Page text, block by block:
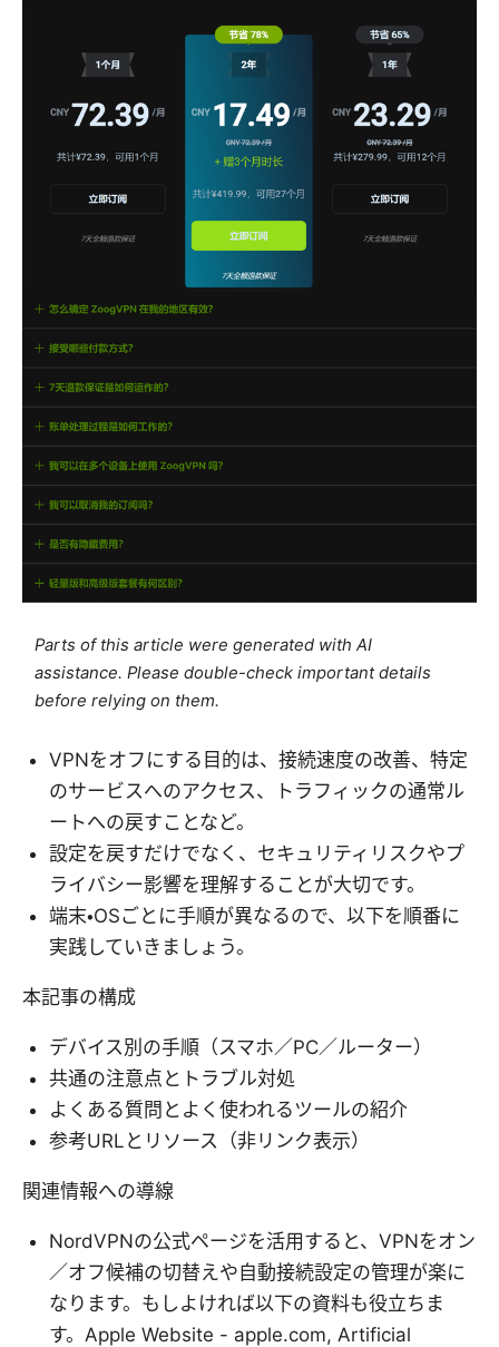
Parts of this article were generated with AI
assistance. Please double-check important details
before relying on them.
VPNをオフにする目的は、接続速度の改善、特定
のサービスへのアクセス、トラフィックの通常ル
ートへの戻すことなど。
設定を戻すだけでなく、セキュリティリスクやプ
ライバシー影響を理解することが大切です。
端末・OSごとに手順が異なるので、以下を順番に
実践していきましょう。
本記事の構成
デバイス別の手順（スマホ／PC／ルーター）
共通の注意点とトラブル対処
よくある質問とよく使われるツールの紹介
参考URLとリソース（非リンク表示）
関連情報への導線
NordVPNの公式ページを活用すると、VPNをオン
／オフ候補の切替えや自動接続設定の管理が楽に
なります。もしよければ以下の資料も役立ちま
す。Apple Website - apple.com, Artificial